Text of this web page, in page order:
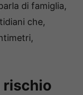
di famiglia,
che,
rischio